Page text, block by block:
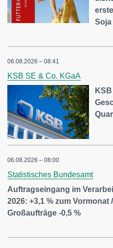
Soja
06.08.2026 – 08:41
KSB SE & Co. KGaA
06.08.2026 – 08:00
Statistisches Bundesamt
Auftragseingang im
2026: +3,1 % zum
Großaufträge -0,5 %